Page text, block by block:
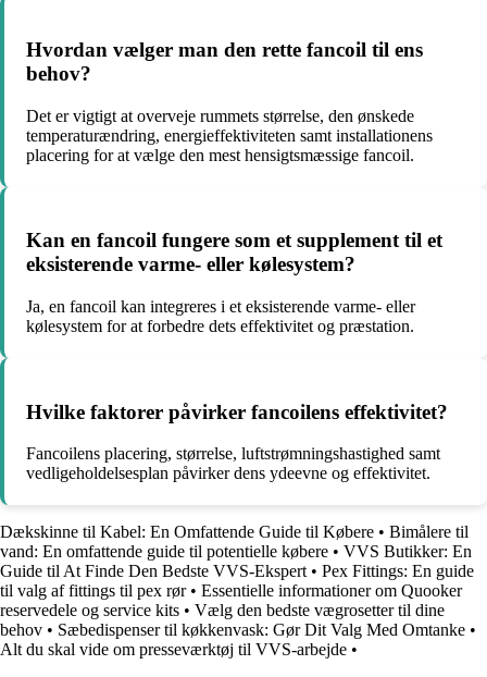
Hvordan vælger man den rette fancoil til ens
behov?
Det er vigtigt at overveje rummets størrelse, den ønskede
temperaturændring, energieffektiviteten samt installationens
placering for at vælge den mest hensigtsmæssige fancoil.
Kan en fancoil fungere som et supplement til et
eksisterende varme- eller kølesystem?
Ja, en fancoil kan integreres i et eksisterende varme- eller
kølesystem for at forbedre dets effektivitet og præstation.
Hvilke faktorer påvirker fancoilens effektivitet?
Fancoilens placering, størrelse, luftstrømningshastighed samt
vedligeholdelsesplan påvirker dens ydeevne og effektivitet.
Dækskinne til Kabel: En Omfattende Guide til Købere • Bimålere til
vand: En omfattende guide til potentielle købere • VVS Butikker: En
Guide til At Finde Den Bedste VVS-Ekspert• Pex Fittings: En guide
til valg af fittings til pex rør• Essentielle informationer om Quooker
reservedele og service kits • Vælg den bedste vægrosetter til dine
behov • Sæbedispenser til køkkenvask: Gør Dit Valg Med Omtanke •
Alt du skal vide om presseværktøj til VVS-arbejde •